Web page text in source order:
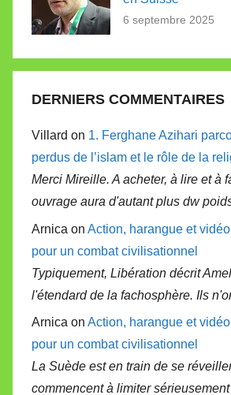
6 septembre 2025
DERNIERS COMMENTAIRES
Villard on 1. Ferghane Azihari
perdus de l’islam et le rôle de la
Merci Mireille. A acheter, à lire et à
ouvrage aura d'autant plus dw
Arnica on Action, harangue et
pour un combat civilisationnel
Typiquement, Libération décrit
l'étendard de la fachosphère. Ils
Arnica on Action, harangue et
pour un combat civilisationnel
La Suède est en train de se
commencent à limiter